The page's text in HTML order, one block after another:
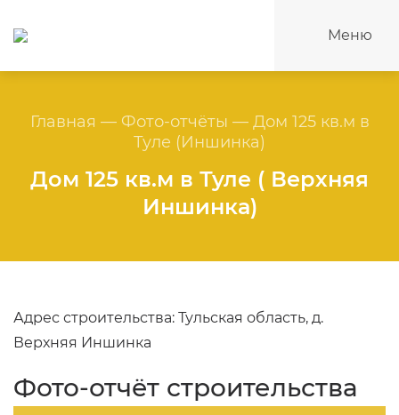
Меню
Главная — Фото-отчёты — Дом 125 кв.м в
Туле (Иншинка)
Дом 125 кв.м в Туле ( Верхняя
Иншинка)
Адрес строительства: Тульская область, д.
Верхняя Иншинка
Фото-отчёт строительства